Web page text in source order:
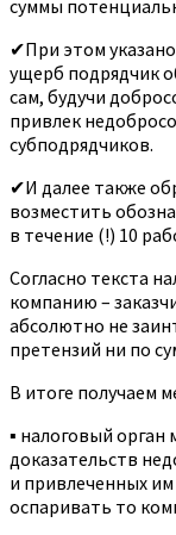
суммы
✔При этом
ущерб подрядчик
сам, будучи
привлек
субподрядчиков.
✔И далее также
возместить
в течение (!) 10
Согласно текста
компанию –
абсолютно не
претензий ни по
В итоге получаем
▪ налоговый орган
доказательств
и привлеченных
оспаривать то